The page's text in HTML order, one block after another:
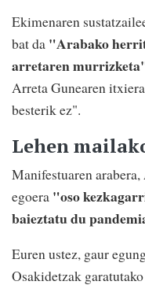
Ekimenaren
bat da "Arabako
arretaren
Arreta Gunearen
besterik ez".
Lehen
Manifestuaren
egoera "oso
baieztatu du
Euren ustez, gaur
Osakidetzak garatutako